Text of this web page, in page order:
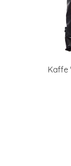
Kaffe